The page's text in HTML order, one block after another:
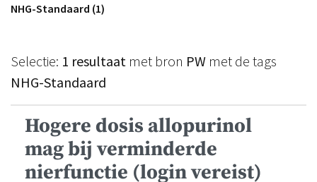
NHG-Standaard (1)
Selectie: 1 resultaat met bron PW met de tags
NHG-Standaard
Hogere dosis allopurinol
mag bij verminderde
nierfunctie (login vereist)